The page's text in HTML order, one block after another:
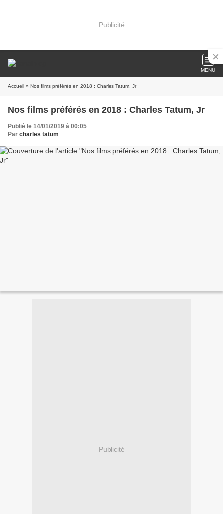
Publicité
MENU
Accueil » Nos films préférés en 2018 : Charles Tatum, Jr
Nos films préférés en 2018 : Charles Tatum, Jr
Publié le 14/01/2019 à 00:05
Par charles tatum
Publicité